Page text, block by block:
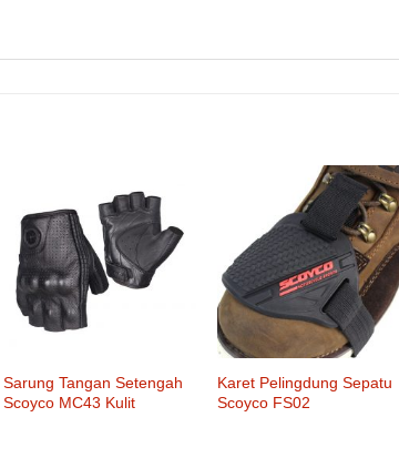
Sarung Tangan Setengah
Scoyco MC43 Kulit
Karet Pelingdung Sepatu
Scoyco FS02